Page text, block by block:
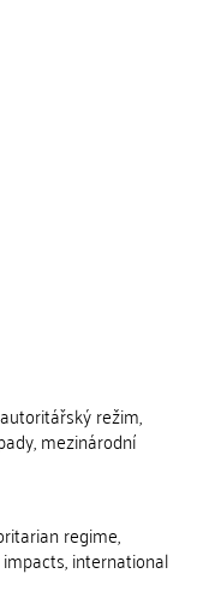
režim,
mezinárodní
regime,
international